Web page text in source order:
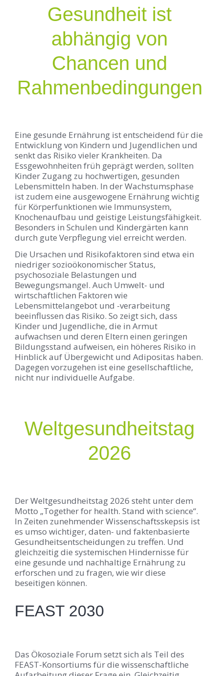
Gesundheit ist
abhängig von
Chancen und
Rahmenbedingungen
Eine gesunde Ernährung ist entscheidend für die
Entwicklung von Kindern und Jugendlichen und
senkt das Risiko vieler Krankheiten. Da
Essgewohnheiten früh geprägt werden, sollten
Kinder Zugang zu hochwertigen, gesunden
Lebensmitteln haben. In der Wachstumsphase
ist zudem eine ausgewogene Ernährung wichtig
für Körperfunktionen wie Immunsystem,
Knochenaufbau und geistige Leistungsfähigkeit.
Besonders in Schulen und Kindergärten kann
durch gute Verpflegung viel erreicht werden.
Die Ursachen und Risikofaktoren sind etwa ein
niedriger sozioökonomischer Status,
psychosoziale Belastungen und
Bewegungsmangel. Auch Umwelt- und
wirtschaftlichen Faktoren wie
Lebensmittelangebot und -verarbeitung
beeinflussen das Risiko. So zeigt sich, dass
Kinder und Jugendliche, die in Armut
aufwachsen und deren Eltern einen geringen
Bildungsstand aufweisen, ein höheres Risiko in
Hinblick auf Übergewicht und Adipositas haben.
Dagegen vorzugehen ist eine gesellschaftliche,
nicht nur individuelle Aufgabe.
Weltgesundheitstag
2026
Der Weltgesundheitstag 2026 steht unter dem
Motto „Together for health. Stand with science“.
In Zeiten zunehmender Wissenschaftsskepsis ist
es umso wichtiger, daten- und faktenbasierte
Gesundheitsentscheidungen zu treffen. Und
gleichzeitig die systemischen Hindernisse für
eine gesunde und nachhaltige Ernährung zu
erforschen und zu fragen, wie wir diese
beseitigen können.
FEAST 2030
Das Ökosoziale Forum setzt sich als Teil des
FEAST-Konsortiums für die wissenschaftliche